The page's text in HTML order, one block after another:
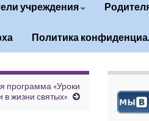
учреждения
Политика
программа «Уроки
в жизни святых»